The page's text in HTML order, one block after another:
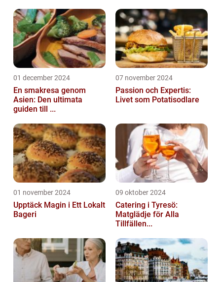
01 december 2024
En smakresa genom
Asien: Den ultimata
guiden till ...
07 november 2024
Passion och Expertis:
Livet som Potatisodlare
01 november 2024
Upptäck Magin i Ett Lokalt
Bageri
09 oktober 2024
Catering i Tyresö:
Matglädje för Alla
Tillfällen...